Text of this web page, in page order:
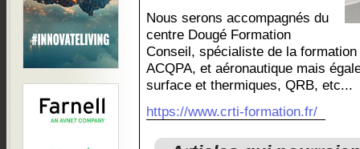
Nous serons accompagnés du
centre Dougé Formation
Conseil, spécialiste de la
ACQPA, et aéronautique mais
surface et thermiques, QRB, etc...
https://www.crti-formation.fr/